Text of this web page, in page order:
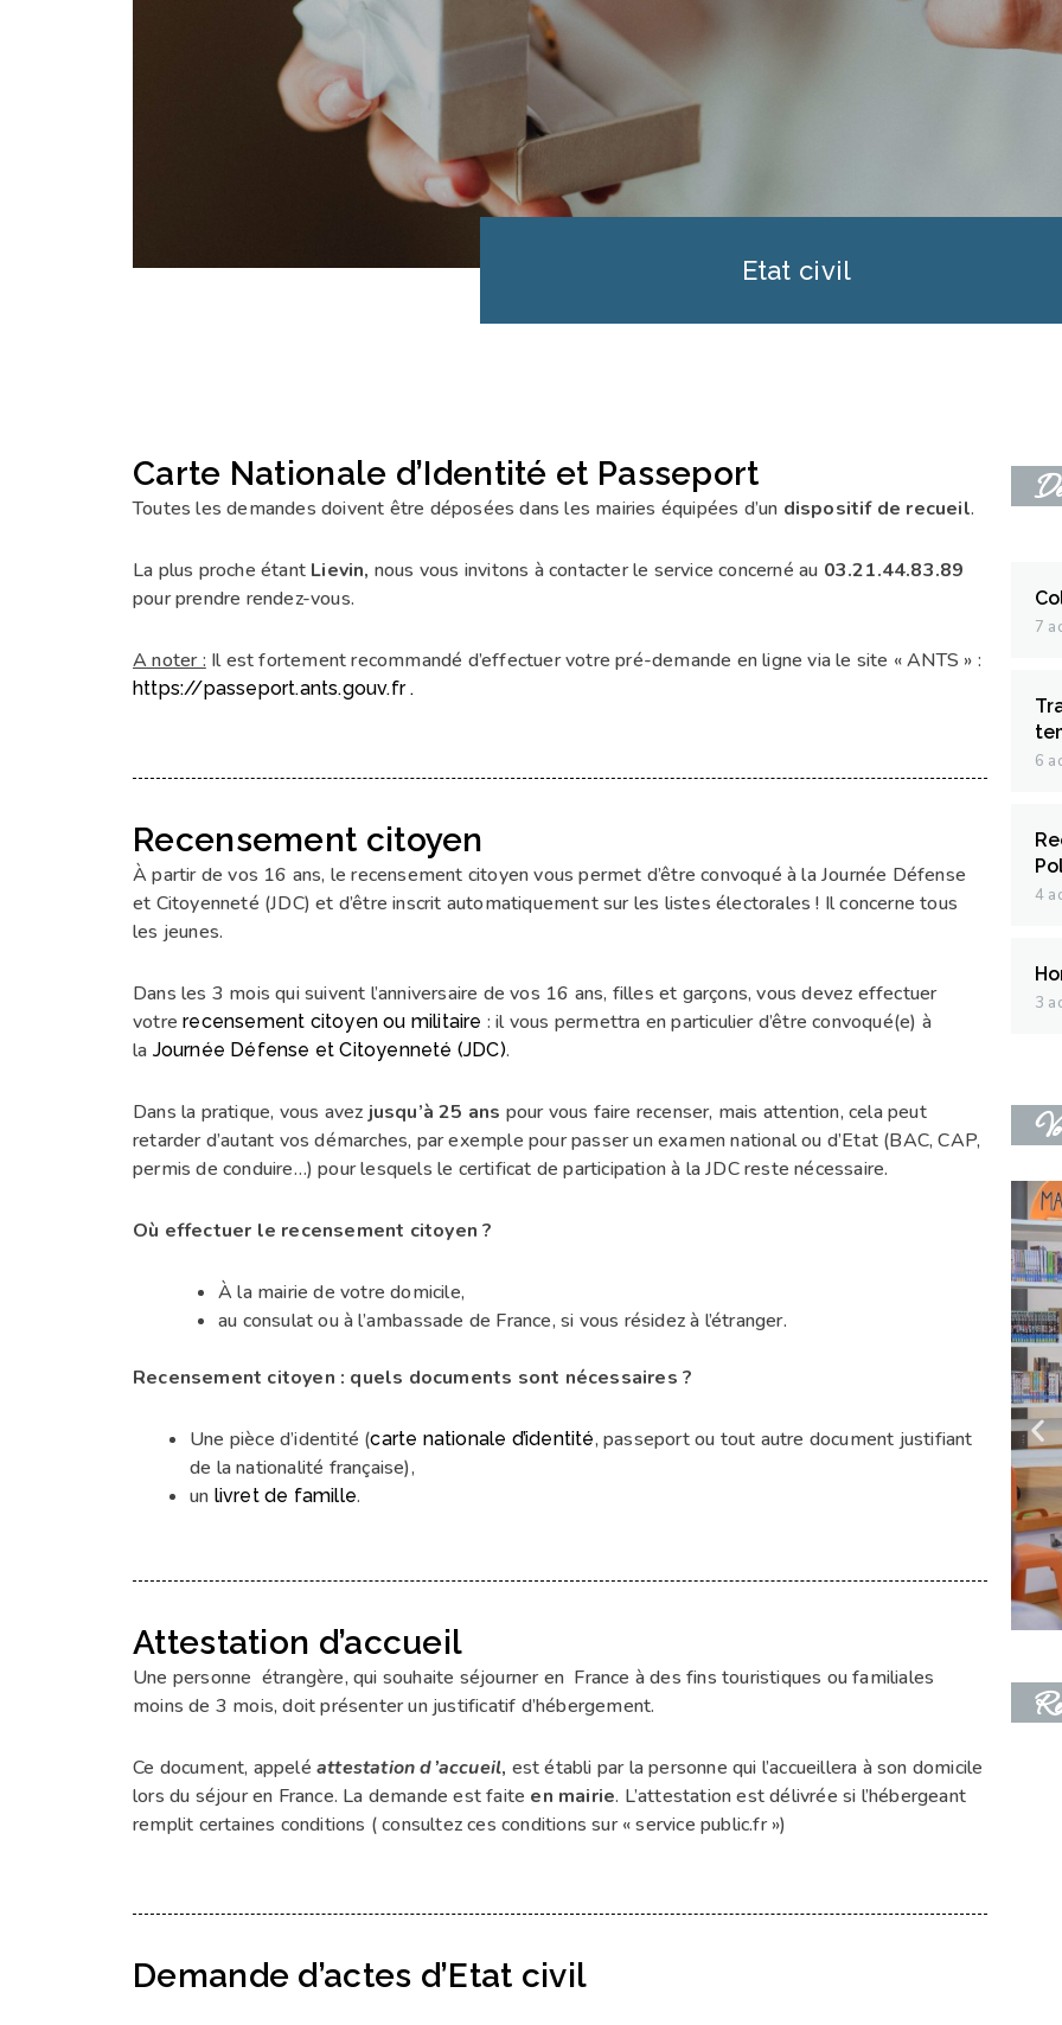
Etat civil
Carte Nationale d’Identité et Passeport
Toutes les demandes doivent être déposées dans les mairies équipées d’un dispositif de recueil.
La plus proche étant Lievin, nous vous invitons à contacter le service concerné au 03.21.44.83.89
pour prendre rendez-vous.
A noter : Il est fortement recommandé d’effectuer votre pré-demande en ligne via le site « ANTS » :
https://passeport.ants.gouv.fr .
Recensement citoyen
À partir de vos 16 ans, le recensement citoyen vous permet d’être convoqué à la Journée Défense
et Citoyenneté (JDC) et d’être inscrit automatiquement sur les listes électorales ! Il concerne tous
les jeunes.
Dans les 3 mois qui suivent l’anniversaire de vos 16 ans, filles et garçons, vous devez effectuer
votrerecensement citoyen ou militaire : il vous permettra en particulier d’être convoqué(e) à
la Journée Défense et Citoyenneté (JDC).
Dans la pratique, vous avez jusqu’à 25 ans pour vous faire recenser, mais attention, cela peut
retarder d’autant vos démarches, par exemple pour passer un examen national ou d’Etat (BAC, CAP,
permis de conduire…) pour lesquels le certificat de participation à la JDC reste nécessaire.
Où effectuer le recensement citoyen ?
À la mairie de votre domicile,
au consulat ou à l’ambassade de France, si vous résidez à l’étranger.
Recensement citoyen : quels documents sont nécessaires ?
Une pièce d’identité (carte nationale d’identité, passeport ou tout autre document justifiant
de la nationalité française),
un livret de famille.
Attestation d’accueil
Une personne étrangère, qui souhaite séjourner en France à des fins touristiques ou familiales
moins de 3 mois, doit présenter un justificatif d’hébergement.
Ce document, appelé attestation d’accueil, est établi par la personne qui l’accueillera à son domicile
lors du séjour en France. La demande est faite en mairie. L’attestation est délivrée si l’hébergeant
remplit certaines conditions ( consultez ces conditions sur « service public.fr »)
Demande d’actes d’Etat civil
7
6
4
3
Centre Juillet 2026